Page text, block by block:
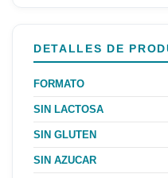
DETALLES DE
FORMATO
SIN LACTOSA
SIN GLUTEN
SIN AZUCAR